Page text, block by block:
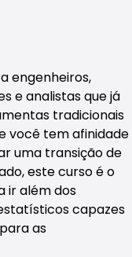
engenheiros,
e analistas que já
tradicionais
você tem afinidade
uma transição de
este curso é o
ir além dos
capazes
as